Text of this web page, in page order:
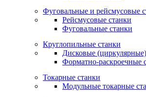
Фуговальные и рейсмусовые
Рейсмусовые станки
Фуговальные станки
Круглопильные станки
Дисковые
Форматно-раскроечные
Токарные станки
Модульные токарные